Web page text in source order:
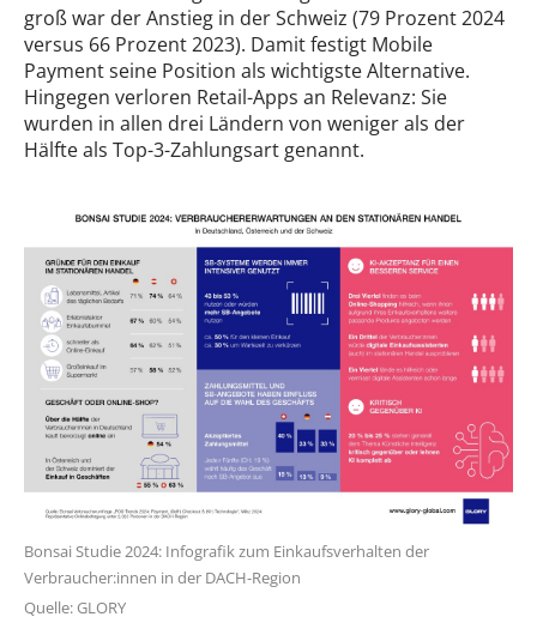
groß war der Anstieg in der Schweiz (79 Prozent 2024
versus 66 Prozent 2023). Damit festigt Mobile
Payment seine Position als wichtigste Alternative.
Hingegen verloren Retail-Apps an Relevanz: Sie
wurden in allen drei Ländern von weniger als der
Hälfte als Top-3-Zahlungsart genannt.
Bonsai Studie 2024: Infografik zum Einkaufsverhalten der
Verbraucher:innen in der DACH-Region
Quelle: GLORY